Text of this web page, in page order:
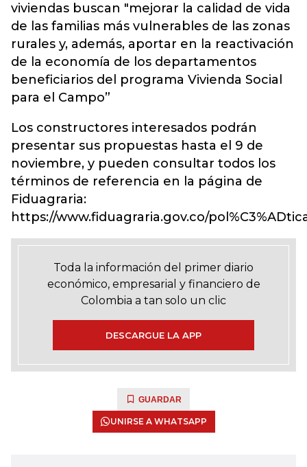
viviendas buscan "mejorar la calidad de vida
de las familias más vulnerables de las zonas
rurales y, además, aportar en la reactivación
de la economía de los departamentos
beneficiarios del programa Vivienda Social
para el Campo”
Los constructores interesados podrán
presentar sus propuestas hasta el 9 de
noviembre, y pueden consultar todos los
términos de referencia en la página de
Fiduagraria:
https://www.fiduagraria.gov.co/
Toda la información del primer diario
económico, empresarial y financiero de
Colombia a tan solo un clic
DESCARGUE LA APP
GUARDAR
UNIRSE A WHATSAPP